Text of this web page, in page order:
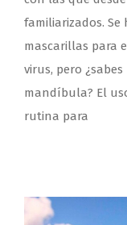
familiarizados.
mascarillas para
virus, pero
mandíbula? El
rutina para